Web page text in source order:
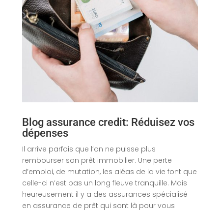
Blog assurance credit: Réduisez vos
dépenses
Il arrive parfois que l’on ne puisse plus
rembourser son prêt immobilier. Une perte
d’emploi, de mutation, les aléas de la vie font que
celle-ci n’est pas un long fleuve tranquille. Mais
heureusement il y a des assurances spécialisé
en assurance de prêt qui sont là pour vous